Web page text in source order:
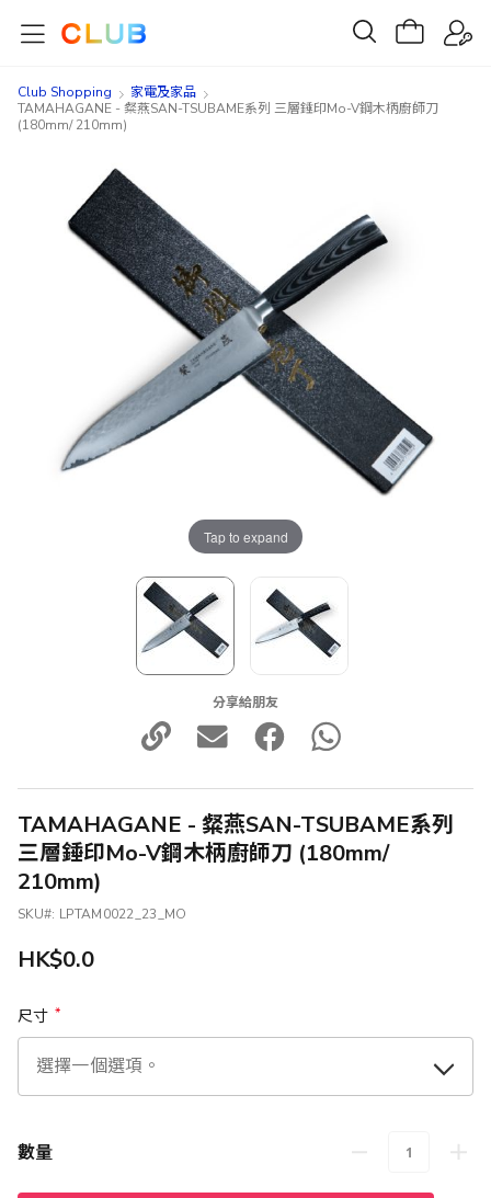
Club Shopping
家電及家品
TAMAHAGANE - 粲燕SAN-TSUBAME系列 三層錘印Mo-V鋼木柄廚師刀
(180mm/ 210mm)
beginning
Tap to expand
分享給朋友
TAMAHAGANE - 粲燕SAN-TSUBAME系列
三層錘印Mo-V鋼木柄廚師刀 (180mm/
210mm)
SKU LPTAM0022_23_MO
HK$0.0
尺寸
數量